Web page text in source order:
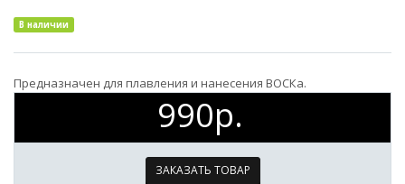
В наличии
Предназначен для плавления и нанесения ВОСКа.
990р.
ЗАКАЗАТЬ ТОВАР